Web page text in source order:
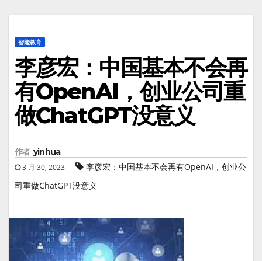
智能教育
李彦宏：中国基本不会再
有OpenAI，创业公司重
做ChatGPT没意义
作者 yinhua
3 月 30, 2023
李彦宏：中国基本不会再有OpenAI，创业公
司重做ChatGPT没意义